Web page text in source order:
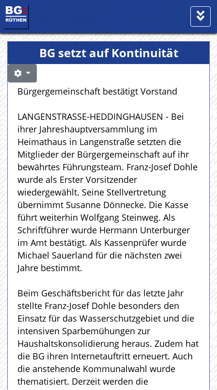
BG setzt auf Kontinuität
Bürgergemeinschaft bestätigt Vorstand
LANGENSTRASSE-HEDDINGHAUSEN - Bei
ihrer Jahreshauptversammlung im
Heimathaus in Langenstraße setzten die
Mitglieder der Bürgergemeinschaft auf ihr
bewährtes Führungsteam. Franz-Josef Dohle
wurde als Erster Vorsitzender
wiedergewählt. Seine Stellvertretung
übernimmt Susanne Dönnecke. Die Kasse
führt weiterhin Wolfgang Steinweg. Als
Schriftführer wurde Hermann Unterburger
im Amt bestätigt. Als Kassenprüfer wurde
Michael Sauerland für die nächsten zwei
Jahre bestimmt.
Beim Geschäftsbericht für das letzte Jahr
stellte Franz-Josef Dohle besonders den
Einsatz für das Wasserschutzgebiet und die
intensiven Sparbemühungen zur
Haushaltskonsolidierung heraus. Zudem hat
die BG ihren Internetauftritt erneuert. Auch
die anstehende Kommunalwahl wurde
thematisiert. Derzeit werden die